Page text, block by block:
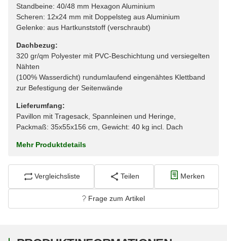
Standbeine: 40/48 mm Hexagon Aluminium
Scheren: 12x24 mm mit Doppelsteg aus Aluminium
Gelenke: aus Hartkunststoff (verschraubt)
Dachbezug:
320 gr/qm Polyester mit PVC-Beschichtung und versiegelten
Nähten
(100% Wasserdicht) rundumlaufend eingenähtes Klettband
zur Befestigung der Seitenwände
Lieferumfang:
Pavillon mit Tragesack, Spannleinen und Heringe,
Packmaß: 35x55x156 cm, Gewicht: 40 kg incl. Dach
Mehr Produktdetails
Vergleichsliste Teilen Merken
Frage zum Artikel